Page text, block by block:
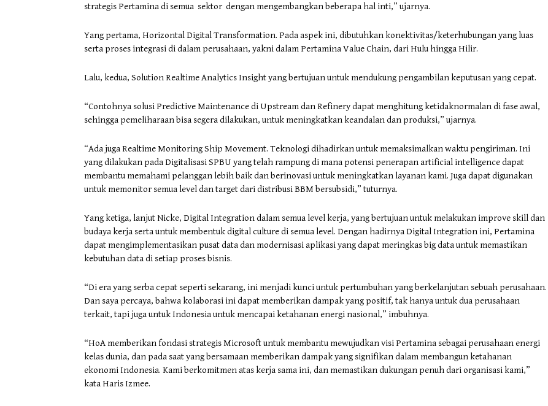
strategis Pertamina di semua sektor dengan mengembangkan beberapa hal inti,” ujarnya.
Yang pertama, Horizontal Digital Transformation. Pada aspek ini, dibutuhkan konektivitas/keterhubungan yang luas
serta proses integrasi di dalam perusahaan, yakni dalam Pertamina Value Chain, dari Hulu hingga Hilir.
Lalu, kedua, Solution Realtime Analytics Insight yang bertujuan untuk mendukung pengambilan keputusan yang cepat.
“Contohnya solusi Predictive Maintenance di Upstream dan Refinery dapat menghitung ketidaknormalan di fase awal,
sehingga pemeliharaan bisa segera dilakukan, untuk meningkatkan keandalan dan produksi,” ujarnya.
“Ada juga Realtime Monitoring Ship Movement. Teknologi dihadirkan untuk memaksimalkan waktu pengiriman. Ini
yang dilakukan pada Digitalisasi SPBU yang telah rampung di mana potensi penerapan artificial intelligence dapat
membantu memahami pelanggan lebih baik dan berinovasi untuk meningkatkan layanan kami. Juga dapat digunakan
untuk memonitor semua level dan target dari distribusi BBM bersubsidi,” tuturnya.
Yang ketiga, lanjut Nicke, Digital Integration dalam semua level kerja, yang bertujuan untuk melakukan improve skill dan
budaya kerja serta untuk membentuk digital culture di semua level. Dengan hadirnya Digital Integration ini, Pertamina
dapat mengimplementasikan pusat data dan modernisasi aplikasi yang dapat meringkas big data untuk memastikan
kebutuhan data di setiap proses bisnis.
“Di era yang serba cepat seperti sekarang, ini menjadi kunci untuk pertumbuhan yang berkelanjutan sebuah perusahaan.
Dan saya percaya, bahwa kolaborasi ini dapat memberikan dampak yang positif, tak hanya untuk dua perusahaan
terkait, tapi juga untuk Indonesia untuk mencapai ketahanan energi nasional,” imbuhnya.
“HoA memberikan fondasi strategis Microsoft untuk membantu mewujudkan visi Pertamina sebagai perusahaan energi
kelas dunia, dan pada saat yang bersamaan memberikan dampak yang signifikan dalam membangun ketahanan
ekonomi Indonesia. Kami berkomitmen atas kerja sama ini, dan memastikan dukungan penuh dari organisasi kami,”
kata Haris Izmee.